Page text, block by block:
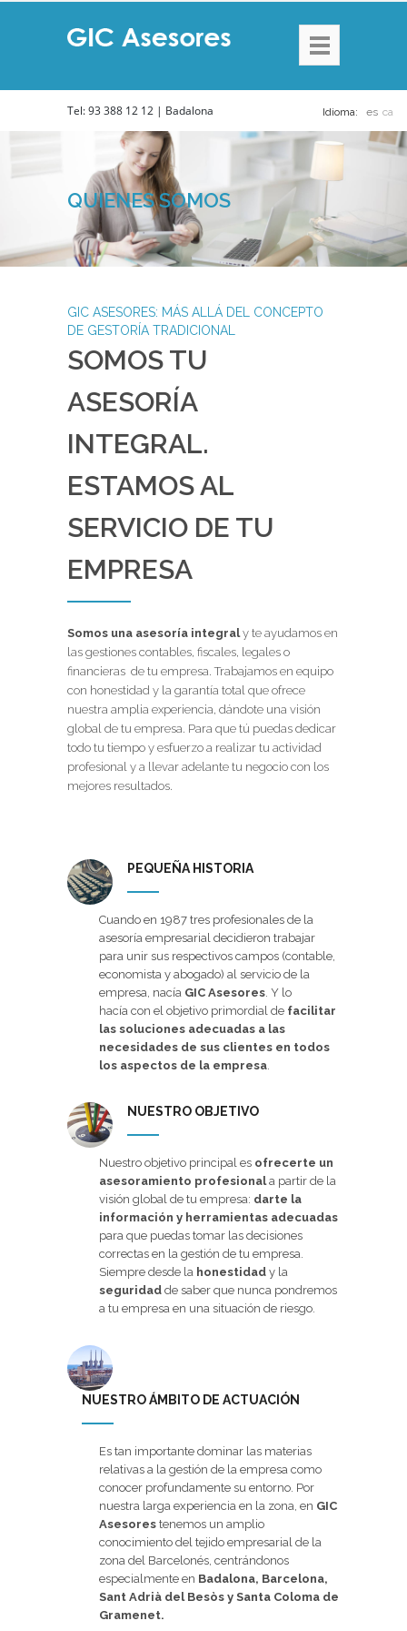
Idioma: es ca
Tel: 93 388 12 12 | Badalona
QUIENES SOMOS
GIC ASESORES: MÁS ALLÁ DEL CONCEPTO
DE GESTORÍA TRADICIONAL
SOMOS TU
ASESORÍA
INTEGRAL.
ESTAMOS AL
SERVICIO DE TU
EMPRESA
Somos una asesoría integraly te ayudamos en
las gestiones contables, fiscales, legales o
financieras de tu empresa. Trabajamos en equipo
con honestidad y la garantía total que ofrece
nuestra amplia experiencia, dándote una visión
global de tu empresa. Para que tú puedas dedicar
todo tu tiempo y esfuerzo a realizar tu actividad
profesional y a llevar adelante tu negocio con los
mejores resultados.
PEQUEÑA HISTORIA
Cuando en 1987 tres profesionales de la
asesoría empresarial decidieron trabajar
para unir sus respectivos campos (contable,
economista y abogado) al servicio de la
empresa, nacía GIC Asesores. Y lo
hacía con el objetivo primordial de facilitar
las soluciones adecuadas a las
necesidades de sus clientes en todos
los aspectos de la empresa.
NUESTRO OBJETIVO
Nuestro objetivo principal es ofrecerte un
asesoramiento profesionala partir de la
visión global de tu empresa: darte la
información y herramientas adecuadas
para que puedas tomar las decisiones
correctas en la gestión de tu empresa.
Siempre desde la honestidad y la
seguridad de saber que nunca pondremos
a tu empresa en una situación de riesgo.
NUESTRO ÁMBITO DE ACTUACIÓN
Es tan importante dominar las materias
relativas a la gestión de la empresa como
conocer profundamente su entorno. Por
nuestra larga experiencia en la zona, en GIC
Asesores tenemos un amplio
conocimiento del tejido empresarial de la
zona del Barcelonés, centrándonos
especialmente en Badalona, Barcelona,
Sant Adrià del Besòs y Santa Coloma de
Gramenet.